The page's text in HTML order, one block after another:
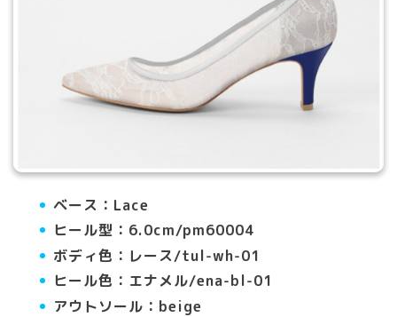
ベース：Lace
ヒール型：6.0cm/pm60004
ボディ色：レース/tul-wh-01
ヒール色：エナメル/ena-bl-01
アウトソール：beige